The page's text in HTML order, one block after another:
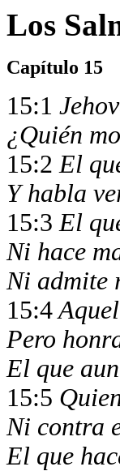
Los
Capítulo 15
15:1
¿Quién
15:2 El
Y habla
15:3El
Ni hace
Ni admite
15:4
Pero
El que
15:5
Ni contra
El que